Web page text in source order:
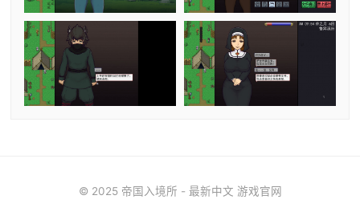
© 2025 帝国入境所 - 最新中文 游戏官网